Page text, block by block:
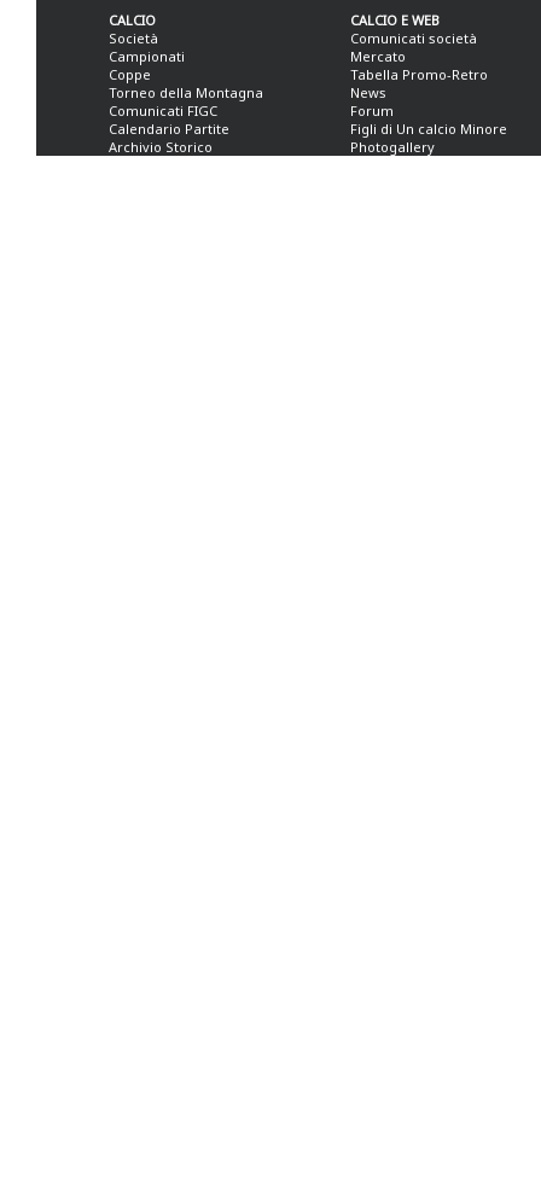
CALCIO
Società
Campionati
Coppe
Torneo della Montagna
Comunicati FIGC
Calendario Partite
Archivio Storico
CALCIO E WEB
Comunicati società
Mercato
Tabella Promo-Retro
News
Forum
Figli di Un calcio Minore
Photogallery